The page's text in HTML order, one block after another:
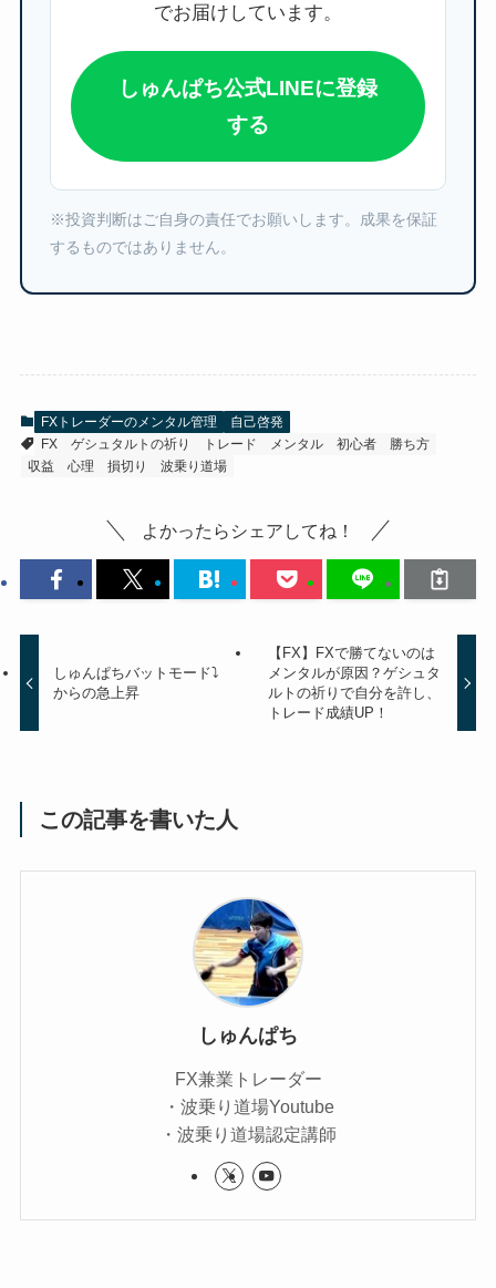
でお届けしています。
しゅんぱち公式LINEに登録
する
※投資判断はご自身の責任でお願いします。成果を保証
するものではありません。
FXトレーダーのメンタル管理
自己啓発
FX
ゲシュタルトの祈り トレード メンタル 初心者
勝ち方
収益
心理 損切り 波乗り道場
よかったらシェアしてね！
しゅんぱちバットモード⤵︎
からの急上昇
【FX】FXで勝てないのは
メンタルが原因？ゲシュタ
ルトの祈りで自分を許し、
トレード成績UP！
この記事を書いた人
しゅんぱち
FX兼業トレーダー
・波乗り道場Youtube
・波乗り道場認定講師